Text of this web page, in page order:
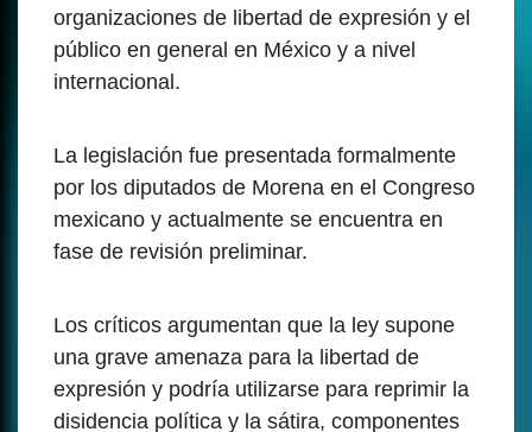
organizaciones de libertad de expresión y el
público en general en México y a nivel
internacional.
La legislación fue presentada formalmente
por los diputados de Morena en el Congreso
mexicano y actualmente se encuentra en
fase de revisión preliminar.
Los críticos argumentan que la ley supone
una grave amenaza para la libertad de
expresión y podría utilizarse para reprimir la
disidencia política y la sátira, componentes